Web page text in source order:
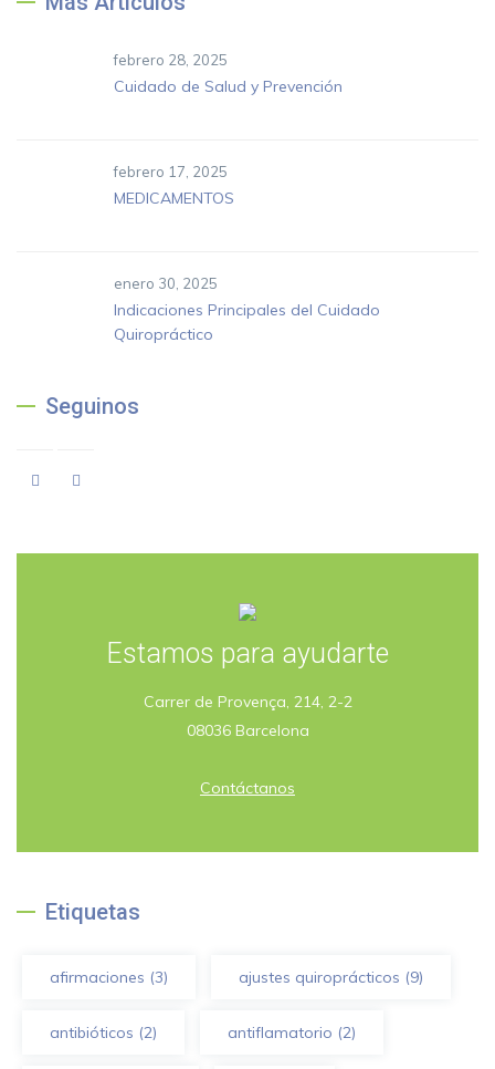
febrero 28, 2025
Cuidado de Salud y Prevención
febrero 17, 2025
MEDICAMENTOS
enero 30, 2025
Indicaciones Principales del Cuidado
Quiropráctico
Seguinos
Estamos para ayudarte
Carrer de Provença, 214, 2-2
08036 Barcelona
Contáctanos
Etiquetas
afirmaciones (3) ajustes quiroprácticos (9)
antibióticos (2) antiflamatorio (2)